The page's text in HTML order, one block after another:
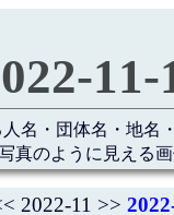
名・団体名・地
真のように見える
2022-11 >>